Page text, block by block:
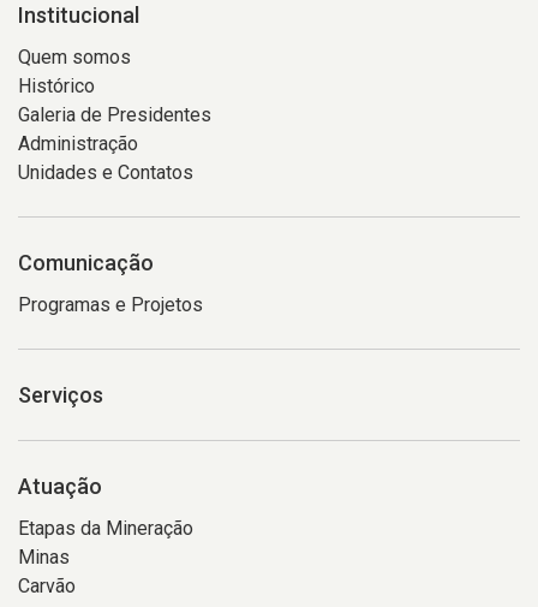
Institucional
Quem somos
Histórico
Galeria de Presidentes
Administração
Unidades e Contatos
Comunicação
Programas e Projetos
Serviços
Atuação
Etapas da Mineração
Minas
Carvão